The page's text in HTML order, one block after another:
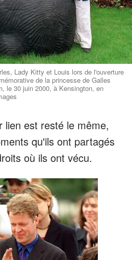
Lady Kitty et Louis lors de l'ouverture
de la princesse de Galles
le 30 juin 2000, à Kensington, en
lien est resté le même,
qu'ils ont partagés
où ils ont vécu.